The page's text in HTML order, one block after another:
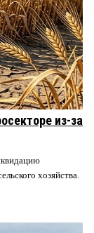
из-за
хозяйства.